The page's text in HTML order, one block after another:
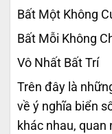
Bất Một Không
Bất Mỗi Không
Vô Nhất Bất Trí
Trên đây là
về ý nghĩa biển
khác nhau, quan